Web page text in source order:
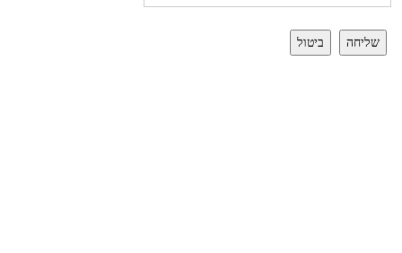
שליחה ביטול